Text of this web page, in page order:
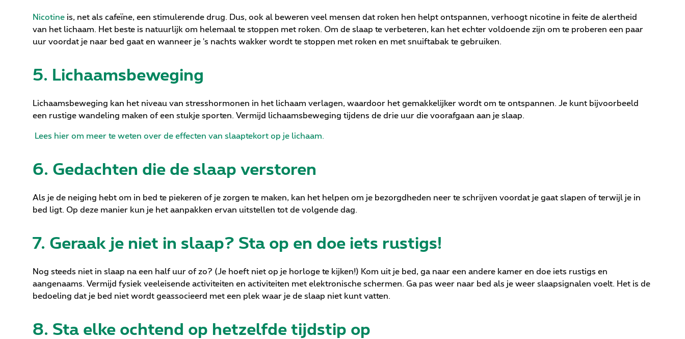
Nicotine is, net als cafeïne, een stimulerende drug. Dus, ook al beweren veel mensen dat roken hen helpt ontspannen, verhoogt nicotine in feite de alertheid
van het lichaam. Het beste is natuurlijk om helemaal te stoppen met roken. Om de slaap te verbeteren, kan het echter voldoende zijn om te proberen een paar
uur voordat je naar bed gaat en wanneer je 's nachts wakker wordt te stoppen met roken en met snuiftabak te gebruiken.
5. Lichaamsbeweging
Lichaamsbeweging kan het niveau van stresshormonen in het lichaam verlagen, waardoor het gemakkelijker wordt om te ontspannen. Je kunt bijvoorbeeld
een rustige wandeling maken of een stukje sporten. Vermijd lichaamsbeweging tijdens de drie uur die voorafgaan aan je slaap.
Lees hier om meer te weten over de effecten van slaaptekort op je lichaam.
6. Gedachten die de slaap verstoren
Als je de neiging hebt om in bed te piekeren of je zorgen te maken, kan het helpen om je bezorgdheden neer te schrijven voordat je gaat slapen of terwijl je in
bed ligt. Op deze manier kun je het aanpakken ervan uitstellen tot de volgende dag.
7. Geraak je niet in slaap? Sta op en doe iets rustigs!
Nog steeds niet in slaap na een half uur of zo? (Je hoeft niet op je horloge te kijken!) Kom uit je bed, ga naar een andere kamer en doe iets rustigs en
aangenaams. Vermijd fysiek veeleisende activiteiten en activiteiten met elektronische schermen. Ga pas weer naar bed als je weer slaapsignalen voelt. Het is de
bedoeling dat je bed niet wordt geassocieerd met een plek waar je de slaap niet kunt vatten.
8. Sta elke ochtend op hetzelfde tijdstip op